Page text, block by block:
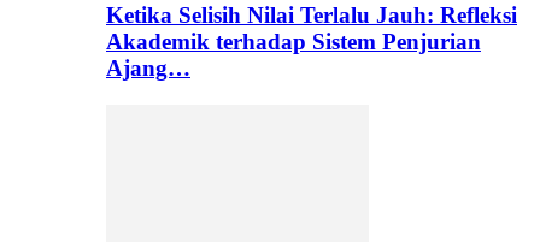
Ketika Selisih Nilai Terlalu Jauh: Refleksi
Akademik terhadap Sistem Penjurian
Ajang…